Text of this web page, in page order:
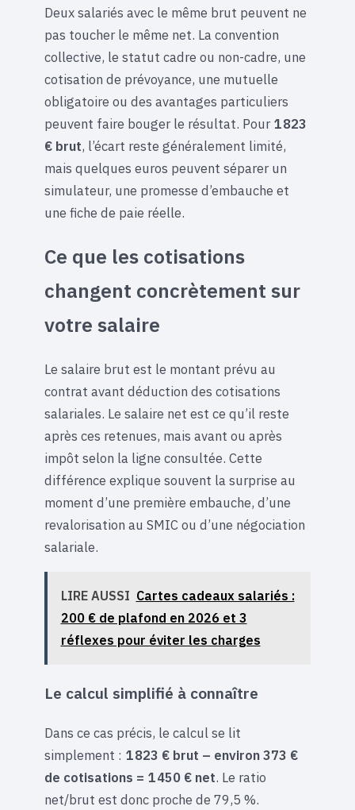
Deux salariés avec le même brut peuvent ne
pas toucher le même net. La convention
collective, le statut cadre ou non-cadre, une
cotisation de prévoyance, une mutuelle
obligatoire ou des avantages particuliers
peuvent faire bouger le résultat. Pour1 823
€ brut, l’écart reste généralement limité,
mais quelques euros peuvent séparer un
simulateur, une promesse d’embauche et
une fiche de paie réelle.
Ce que les cotisations
changent concrètement sur
votre salaire
Le salaire brut est le montant prévu au
contrat avant déduction des cotisations
salariales. Le salaire net est ce qu’il reste
après ces retenues, mais avant ou après
impôt selon la ligne consultée. Cette
différence explique souvent la surprise au
moment d’une première embauche, d’une
revalorisation au SMIC ou d’une négociation
salariale.
LIRE AUSSI Cartes cadeaux salariés :
200 € de plafond en 2026 et 3
réflexes pour éviter les charges
Le calcul simplifié à connaître
Dans ce cas précis, le calcul se lit
simplement : 1 823 € brut – environ 373 €
de cotisations = 1 450 € net. Le ratio
net/brut est donc proche de 79,5 %.